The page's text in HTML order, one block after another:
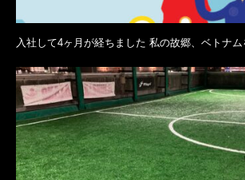
入社して4ヶ月が経ちました 私の故郷、ベトナ